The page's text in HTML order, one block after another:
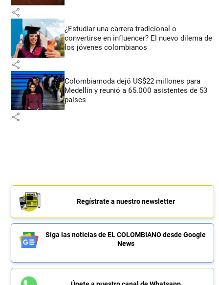
share
¿Estudiar una carrera tradicional o
convertirse en influencer? El nuevo dilema de
los jóvenes colombianos
share
Colombiamoda dejó US$22 millones para
Medellín y reunió a 65.000 asistentes de 53
países
share
Regístrate a nuestro newsletter
Siga las noticias de EL COLOMBIANO desde Google
News